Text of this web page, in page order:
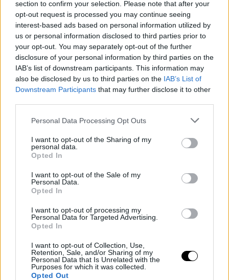
section to confirm your selection. Please note that after your
opt-out request is processed you may continue seeing
interest-based ads based on personal information utilized by
us or personal information disclosed to third parties prior to
your opt-out. You may separately opt-out of the further
disclosure of your personal information by third parties on the
IAB’s list of downstream participants. This information may
also be disclosed by us to third parties on the IAB’s List of
Downstream Participants that may further disclose it to other
Personal Data Processing Opt Outs
I want to opt-out of the Sharing of my
personal data.
Opted In
I want to opt-out of the Sale of my
Personal Data.
Opted In
I want to opt-out of processing my
Personal Data for Targeted Advertising.
Opted In
I want to opt-out of Collection, Use,
Retention, Sale, and/or Sharing of my
Personal Data that Is Unrelated with the
Purposes for which it was collected.
Opted Out